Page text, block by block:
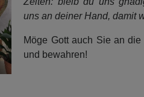
uns an deiner Hand, damit
Möge Gott auch Sie an
und bewahren!